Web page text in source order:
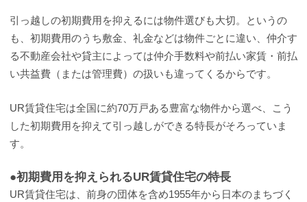
引っ越しの初期費用を抑えるには物件選びも大切。というの
も、初期費用のうち敷金、礼金などは物件ごとに違い、仲介す
る不動産会社や貸主によっては仲介手数料や前払い家賃・前払
い共益費（または管理費）の扱いも違ってくるからです。
UR賃貸住宅は全国に約70万戸ある豊富な物件から選べ、こう
した初期費用を抑えて引っ越しができる特長がそろっていま
す。
●初期費用を抑えられるUR賃貸住宅の特長
UR賃貸住宅は、前身の団体を含め1955年から日本のまちづく